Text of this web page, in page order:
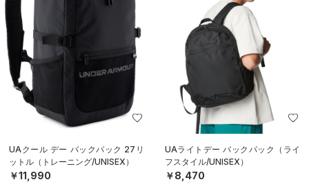
UAクール デー バックパック 27リ
ットル（トレーニング/UNISEX）
￥11,990
UAライトデー バックパック（ライ
フスタイル/UNISEX）
￥8,470